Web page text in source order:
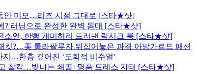
안 미모…리즈 시절 그대로 [스타★샷]
? 러닝으로 완성한 완벽 몸매 [스타★샷]
소연, 한뼘 개미허리 드러낸 락시크 룩 [스타★샷]
킷?…美 롤라팔루자 뒤집어놓은 파격 아방가르드 패션
…한층 깊어진 ‘도회적 비주얼’
고 찰칵…빛나는 쇄골+명품 드레스 자태 [스타★샷]